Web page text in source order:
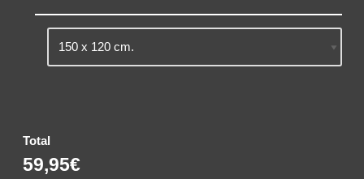
Total
59,95€